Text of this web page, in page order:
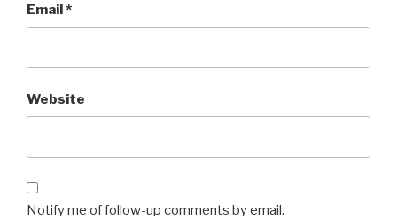
Email*
Website
Notify me of follow-up comments by email.